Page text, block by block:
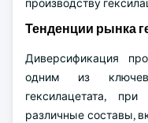
производству
Тенденции рынка
Диверсификация
одним из
гексилацетата,
различные составы,